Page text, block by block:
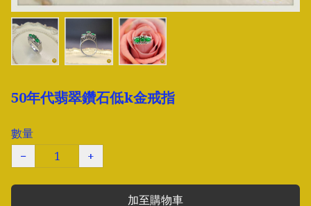
50年代翡翠鑽石低k金戒指
數量
−
+
加至購物車